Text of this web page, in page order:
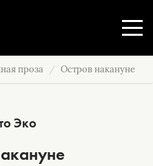
проза Остров накануне
Эко